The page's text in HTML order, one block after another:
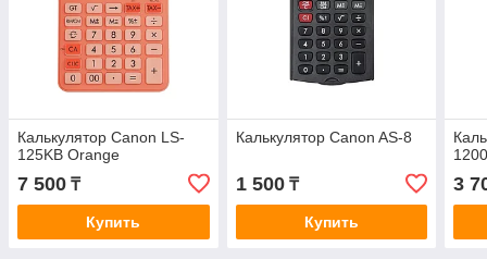
Калькулятор Canon LS-
125KB Orange
7 500 ₸
Купить
Калькулятор Canon AS-8
1 500₸
Купить
3